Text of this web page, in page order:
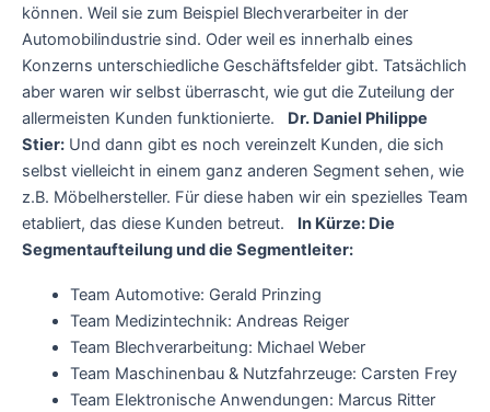
können. Weil sie zum Beispiel Blechverarbeiter in der
Automobilindustrie sind. Oder weil es innerhalb eines
Konzerns unterschiedliche Geschäftsfelder gibt. Tatsächlich
aber waren wir selbst überrascht, wie gut die Zuteilung der
allermeisten Kunden funktionierte. Dr. Daniel Philippe
Stier: Und dann gibt es noch vereinzelt Kunden, die sich
selbst vielleicht in einem ganz anderen Segment sehen, wie
z.B. Möbelhersteller. Für diese haben wir ein spezielles Team
etabliert, das diese Kunden betreut. In Kürze: Die
Segmentaufteilung und die Segmentleiter:
Team Automotive: Gerald Prinzing
Team Medizintechnik: Andreas Reiger
Team Blechverarbeitung: Michael Weber
Team Maschinenbau & Nutzfahrzeuge: Carsten Frey
Team Elektronische Anwendungen: Marcus Ritter